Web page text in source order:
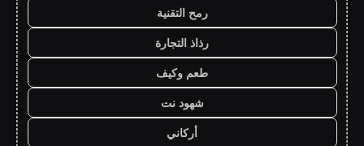
رمح التقنية
رذاذ التجارة
طعم وكيف
شهود نت
أركاني